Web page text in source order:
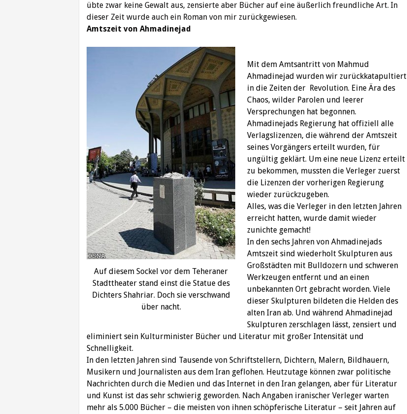
übte zwar keine Gewalt aus, zensierte aber Bücher auf eine äußerlich freundliche Art. In
dieser Zeit wurde auch ein Roman von mir zurückgewiesen.
Amtszeit von Ahmadinejad
Auf diesem Sockel vor dem Teheraner
Stadttheater stand einst die Statue des
Dichters Shahriar. Doch sie verschwand
über nacht.
Mit dem Amtsantritt von Mahmud
Ahmadinejad wurden wir zurückkatapultiert
in die Zeiten der Revolution. Eine Ära des
Chaos, wilder Parolen und leerer
Versprechungen hat begonnen.
Ahmadinejads Regierung hat offiziell alle
Verlagslizenzen, die während der Amtszeit
seines Vorgängers erteilt wurden, für
ungültig geklärt. Um eine neue Lizenz erteilt
zu bekommen, mussten die Verleger zuerst
die Lizenzen der vorherigen Regierung
wieder zurückzugeben.
Alles, was die Verleger in den letzten Jahren
erreicht hatten, wurde damit wieder
zunichte gemacht!
In den sechs Jahren von Ahmadinejads
Amtszeit sind wiederholt Skulpturen aus
Großstädten mit Bulldozern und schweren
Werkzeugen entfernt und an einen
unbekannten Ort gebracht worden. Viele
dieser Skulpturen bildeten die Helden des
alten Iran ab. Und während Ahmadinejad
Skulpturen zerschlagen lässt, zensiert und
eliminiert sein Kulturminister Bücher und Literatur mit großer Intensität und
Schnelligkeit.
In den letzten Jahren sind Tausende von Schriftstellern, Dichtern, Malern, Bildhauern,
Musikern und Journalisten aus dem Iran geflohen. Heutzutage können zwar politische
Nachrichten durch die Medien und das Internet in den Iran gelangen, aber für Literatur
und Kunst ist das sehr schwierig geworden. Nach Angaben iranischer Verleger warten
mehr als 5.000 Bücher – die meisten von ihnen schöpferische Literatur – seit Jahren auf